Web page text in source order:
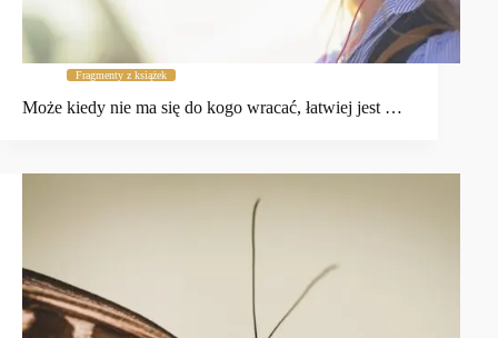
Fragmenty z książek
Może kiedy nie ma się do kogo wracać, łatwiej jest …